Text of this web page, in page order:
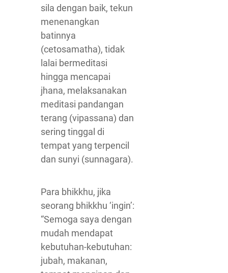
sila dengan baik, tekun
menenangkan
batinnya
(cetosamatha), tidak
lalai bermeditasi
hingga mencapai
jhana, melaksanakan
meditasi pandangan
terang (vipassana) dan
sering tinggal di
tempat yang terpencil
dan sunyi (sunnagara).
Para bhikkhu, jika
seorang bhikkhu ‘ingin’:
“Semoga saya dengan
mudah mendapat
kebutuhan-kebutuhan:
jubah, makanan,